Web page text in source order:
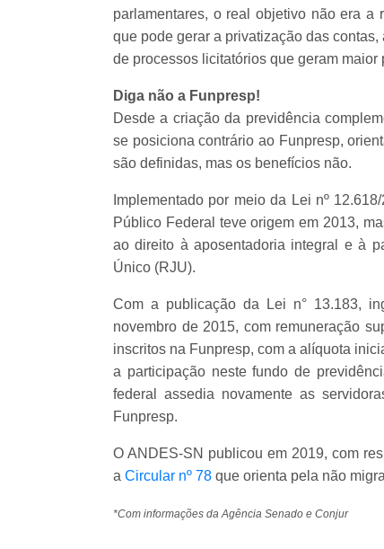
parlamentares, o real objetivo não era a
que pode gerar a privatização das
de processos licitatórios que geram
Diga não a Funpresp!
Desde a criação da previdência
se posiciona contrário ao Funpresp,
são definidas, mas os benefícios não.
Implementado por meio da Lei nº
Público Federal teve origem em 2013,
ao direito à aposentadoria integral e à
Único (RJU).
Com a publicação da Lei n° 13.183,
novembro de 2015, com remuneração
inscritos na Funpresp, com a alíquota
a participação neste fundo de
federal assedia novamente as
Funpresp.
O ANDES-SN publicou em 2019, com
a Circular nº 78 que orienta pela não
*Com informações da Agência Senado e Conjur